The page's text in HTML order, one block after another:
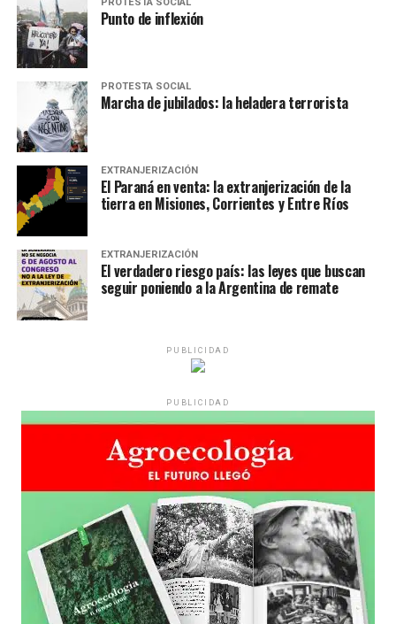
Punto de inflexión
PROTESTA SOCIAL
Marcha de jubilados: la heladera terrorista
EXTRANJERIZACIÓN
El Paraná en venta: la extranjerización de la
tierra en Misiones, Corrientes y Entre Ríos
EXTRANJERIZACIÓN
El verdadero riesgo país: las leyes que buscan
seguir poniendo a la Argentina de remate
PUBLICIDAD
PUBLICIDAD